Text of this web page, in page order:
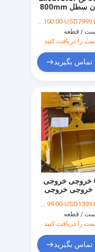
خم کردن سطل 800mm
کردن سطل Excavator
USD 100.00-
را دریافت کنید
تماس بگیرید
Q355B خروجی خروجی
خروجی خروجی
USD 99.00-
را دریافت کنید
تماس بگیرید